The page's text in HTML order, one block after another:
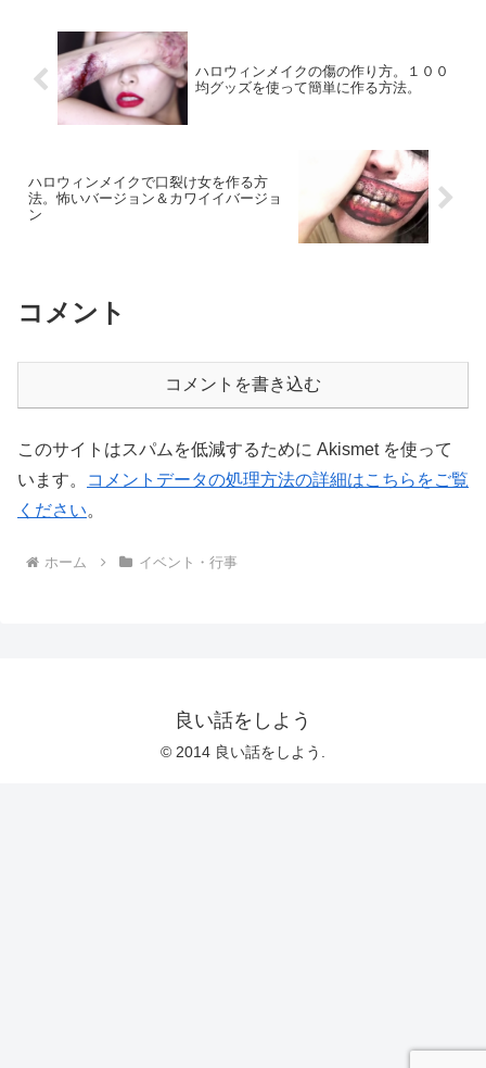
ハロウィンメイクの傷の作り方。１００
均グッズを使って簡単に作る方法。
ハロウィンメイクで口裂け女を作る方
法。怖いバージョン＆カワイイバージョ
ン
コメント
コメントを書き込む
このサイトはスパムを低減するために Akismet を使って
います。
コメントデータの処理方法の詳細はこちらをご覧
ください。
ホーム イベント・行事
良い話をしよう
© 2014 良い話をしよう.